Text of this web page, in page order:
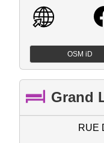
OSM iD
Grand
RUE